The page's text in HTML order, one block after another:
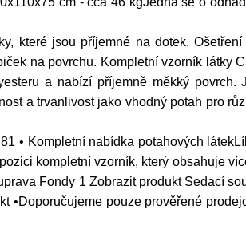
které jsou příjemné na dotek.
na povrchu. Kompletní vzorník látky
a nabízí příjemně měkký povrch.
a trvanlivost jako vhodný potah pro
• Kompletní nabídka potahových
kompletní vzorník, který obsahuje
Fondy 1 Zobrazit produkt Sedací
pouze prověřené